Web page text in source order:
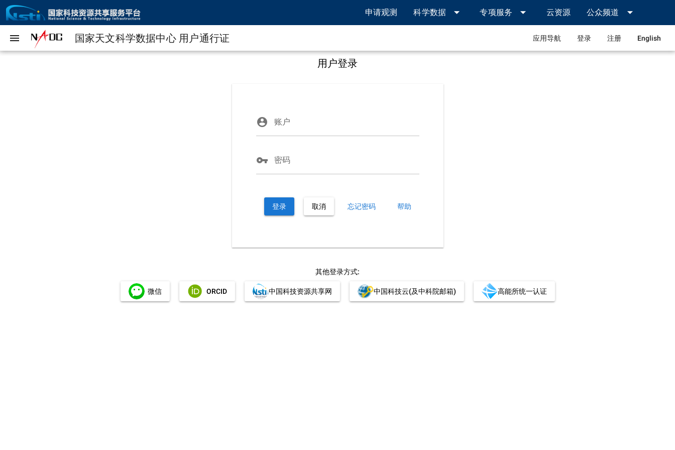
申请观测 科学数据 arrow_drop_down 专项服务 arrow_drop_down 云资源 公众频道 arrow_drop_down
menu 国家天文科学数据中心 用户通行证 应用导航 登录 注册 English
用户登录
account_circle 账户
vpn_key 密码
登录 取消 忘记密码 帮助
其他登录方式:
微信 ORCID 中国科技资源共享网 中国科技云(及中科院邮箱) 高能所统一认证